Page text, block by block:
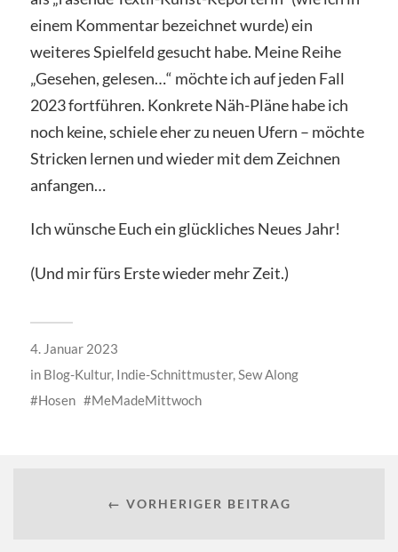
einem Kommentar bezeichnet wurde) ein
weiteres Spielfeld gesucht habe. Meine Reihe
„Gesehen, gelesen…“ möchte ich auf jeden Fall
2023 fortführen. Konkrete Näh-Pläne habe ich
noch keine, schiele eher zu neuen Ufern – möchte
Stricken lernen und wieder mit dem Zeichnen
anfangen…
Ich wünsche Euch ein glückliches Neues Jahr!
(Und mir fürs Erste wieder mehr Zeit.)
4. Januar 2023
in Blog-Kultur, Indie-Schnittmuster,Sew Along
Hosen
MeMadeMittwoch
← VORHERIGER BEITRAG